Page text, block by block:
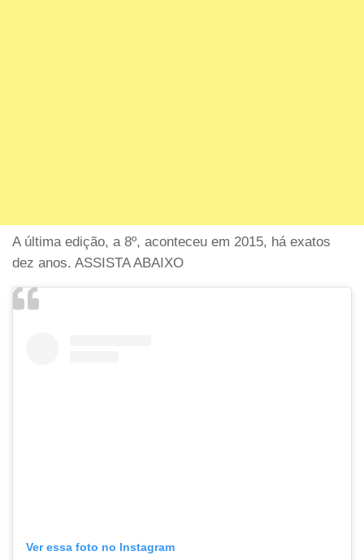
A última edição, a 8º, aconteceu em 2015, há exatos
dez anos. ASSISTA ABAIXO
Ver essa foto no Instagram